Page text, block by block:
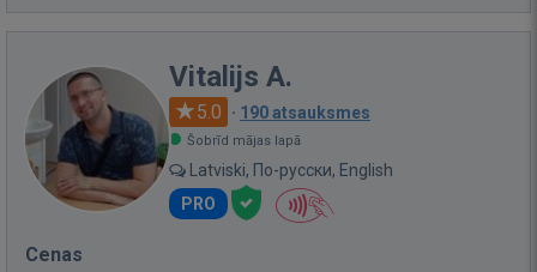
Vitalijs A.
5.0 · 190 atsauksmes
Šobrīd mājas lapā
Latviski, По-русски, English
PRO
Cenas